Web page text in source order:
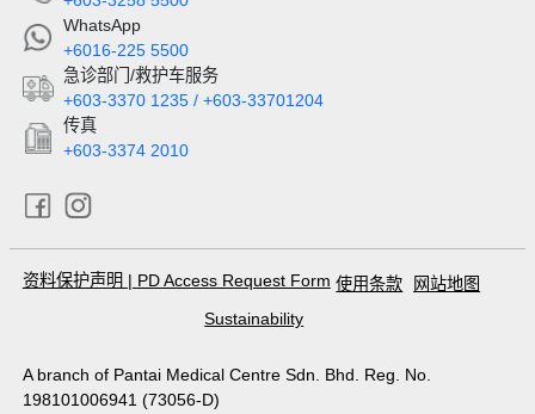
WhatsApp
+6016-225 5500
急诊部门/救护车服务
+603-3370 1235 / +603-33701204
传真
+603-3374 2010
资料保护声明 | PD Access Request Form 使用条款
网站地图
Sustainability
A branch of Pantai Medical Centre Sdn. Bhd. Reg. No.
198101006941 (73056-D)